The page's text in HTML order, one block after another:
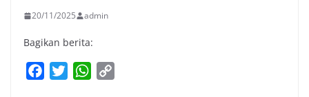
20/11/2025 admin
Bagikan berita:
W